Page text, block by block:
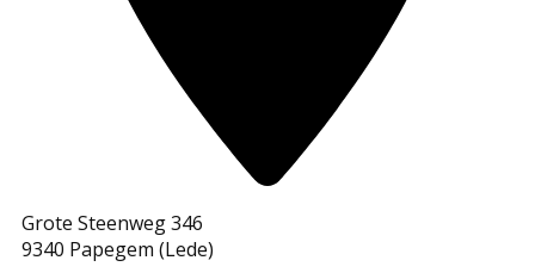
Grote Steenweg 346
9340 Papegem (Lede)